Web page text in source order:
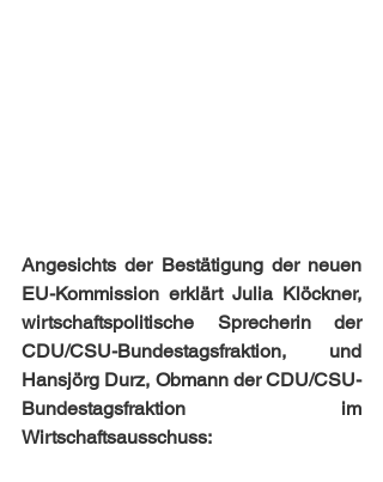
Angesichts der Bestätigung der neuen
EU-Kommission erklärt Julia Klöckner,
wirtschaftspolitische Sprecherin der
CDU/CSU-Bundestagsfraktion, und
Hansjörg Durz, Obmann der CDU/CSU-
Bundestagsfraktion im
Wirtschaftsausschuss: